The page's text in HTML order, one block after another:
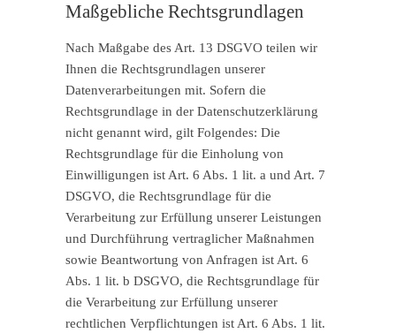
Maßgebliche Rechtsgrundlagen
Nach Maßgabe des Art. 13 DSGVO teilen wir
Ihnen die Rechtsgrundlagen unserer
Datenverarbeitungen mit. Sofern die
Rechtsgrundlage in der Datenschutzerklärung
nicht genannt wird, gilt Folgendes: Die
Rechtsgrundlage für die Einholung von
Einwilligungen ist Art. 6 Abs. 1 lit. a und Art. 7
DSGVO, die Rechtsgrundlage für die
Verarbeitung zur Erfüllung unserer Leistungen
und Durchführung vertraglicher Maßnahmen
sowie Beantwortung von Anfragen ist Art. 6
Abs. 1 lit. b DSGVO, die Rechtsgrundlage für
die Verarbeitung zur Erfüllung unserer
rechtlichen Verpflichtungen ist Art. 6 Abs. 1 lit.